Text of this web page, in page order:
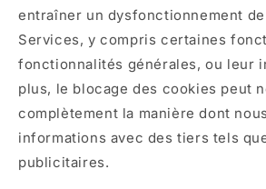
entraîner un dysfonctionnement
Services, y compris certaines
fonctionnalités générales, ou leur
plus, le blocage des cookies peut
complètement la manière dont
informations avec des tiers tels
publicitaires.